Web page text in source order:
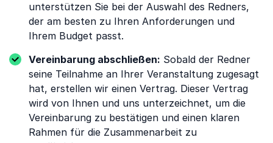
unterstützen Sie bei der Auswahl des Redners,
der am besten zu Ihren Anforderungen und
Ihrem Budget passt.
Vereinbarung abschließen: Sobald der Redner
seine Teilnahme an Ihrer Veranstaltung zugesagt
hat, erstellen wir einen Vertrag. Dieser Vertrag
wird von Ihnen und uns unterzeichnet, um die
Vereinbarung zu bestätigen und einen klaren
Rahmen für die Zusammenarbeit zu